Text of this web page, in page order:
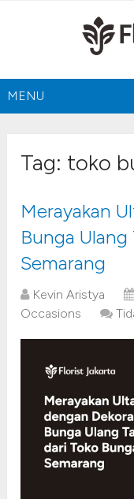
MENU
Tag: toko
Merayakan
Bunga Ulang
Semarang
Kevin Aristya
Occasions